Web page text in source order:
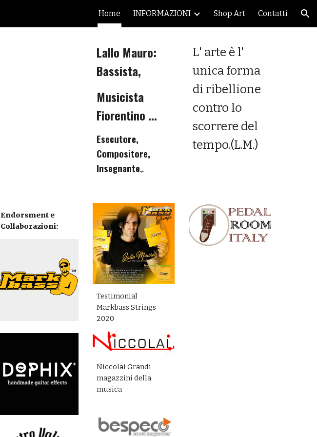
Skip to navigationHome INFORMAZIONI Shop Art Contatti
Lallo Mauro:
Bassista,
Musicista
Fiorentino ...
Esecutore,
Compositore,
Insegnante,.
L' arte è l'
unica forma
di ribellione
contro lo
scorrere del
tempo.(L.M.)
Endorsment e
Collaborazioni:
Testimonial
Markbass Strings
2020
Niccolai Grandi
magazzini della
musica